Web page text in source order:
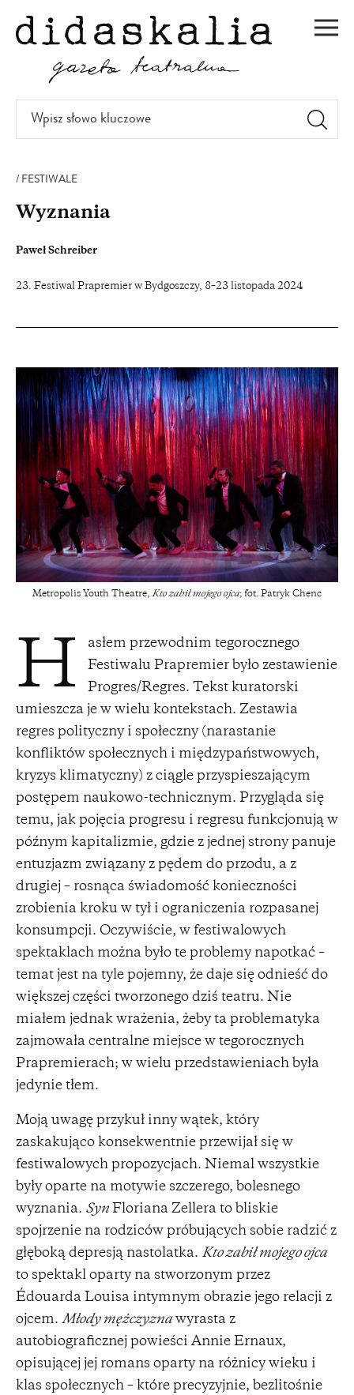
DO
TREŚCI
Wpisz
słowo
FESTIWALE
Wyznania
Paweł Schreiber
23. Festiwal Prapremier w Bydgoszczy, 8–23 listopada 2024
Metropolis Youth Theatre, Kto zabił mojego ojca; fot. Patryk Chenc
H
asłem przewodnim tegorocznego
Festiwalu Prapremier było zestawienie
Progres/Regres. Tekst kuratorski
umieszcza je w wielu kontekstach. Zestawia
regres polityczny i społeczny (narastanie
konfliktów społecznych i międzypaństwowych,
kryzys klimatyczny) z ciągle przyspieszającym
postępem naukowo-technicznym. Przygląda się
temu, jak pojęcia progresu i regresu funkcjonują w
późnym kapitalizmie, gdzie z jednej strony panuje
entuzjazm związany z pędem do przodu, a z
drugiej – rosnąca świadomość konieczności
zrobienia kroku w tył i ograniczenia rozpasanej
konsumpcji. Oczywiście, w festiwalowych
spektaklach można było te problemy napotkać –
temat jest na tyle pojemny, że daje się odnieść do
większej części tworzonego dziś teatru. Nie
miałem jednak wrażenia, żeby ta problematyka
zajmowała centralne miejsce w tegorocznych
Prapremierach; w wielu przedstawieniach była
jedynie tłem.
Moją uwagę przykuł inny wątek, który
zaskakująco konsekwentnie przewijał się w
festiwalowych propozycjach. Niemal wszystkie
były oparte na motywie szczerego, bolesnego
wyznania. Syn Floriana Zellera to bliskie
spojrzenie na rodziców próbujących sobie radzić z
głęboką depresją nastolatka. Kto zabił mojego ojca
to spektakl oparty na stworzonym przez
Édouarda Louisa intymnym obrazie jego relacji z
ojcem. Młody mężczyznawyrasta z
autobiograficznej powieści Annie Ernaux,
opisującej jej romans oparty na różnicy wieku i
klas społecznych – które precyzyjnie, bezlitośnie